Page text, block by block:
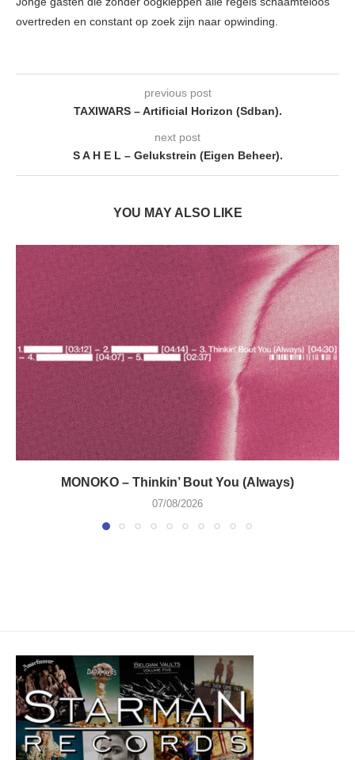
overtreden en constant op zoek zijn naar opwinding.
previous post
TAXIWARS – Artificial Horizon (Sdban).
next post
S A H E L – Gelukstrein (Eigen Beheer).
YOU MAY ALSO LIKE
MONOKO – Thinkin’ Bout You (Always)
07/08/2026